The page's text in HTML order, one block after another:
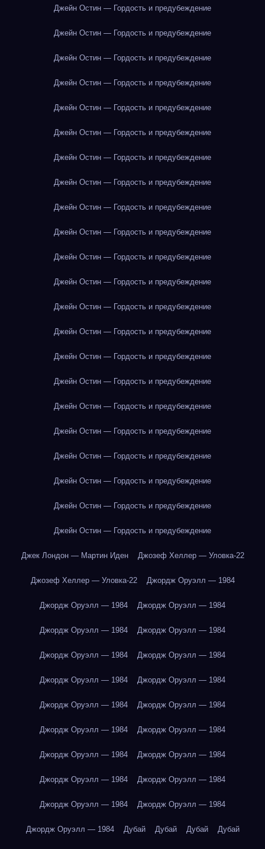
Джейн Остин — Гордость и предубеждение
Джейн Остин — Гордость и предубеждение
Джейн Остин — Гордость и предубеждение
Джейн Остин — Гордость и предубеждение
Джейн Остин — Гордость и предубеждение
Джейн Остин — Гордость и предубеждение
Джейн Остин — Гордость и предубеждение
Джейн Остин — Гордость и предубеждение
Джейн Остин — Гордость и предубеждение
Джейн Остин — Гордость и предубеждение
Джейн Остин — Гордость и предубеждение
Джейн Остин — Гордость и предубеждение
Джейн Остин — Гордость и предубеждение
Джейн Остин — Гордость и предубеждение
Джейн Остин — Гордость и предубеждение
Джейн Остин — Гордость и предубеждение
Джейн Остин — Гордость и предубеждение
Джейн Остин — Гордость и предубеждение
Джейн Остин — Гордость и предубеждение
Джейн Остин — Гордость и предубеждение
Джейн Остин — Гордость и предубеждение
Джейн Остин — Гордость и предубеждение
Джек Лондон — Мартин Иден Джозеф Хеллер — Уловка-22
Джозеф Хеллер — Уловка-22 Джордж Оруэлл — 1984
Джордж Оруэлл — 1984 Джордж Оруэлл — 1984
Джордж Оруэлл — 1984 Джордж Оруэлл — 1984
Джордж Оруэлл — 1984 Джордж Оруэлл — 1984
Джордж Оруэлл — 1984 Джордж Оруэлл — 1984
Джордж Оруэлл — 1984 Джордж Оруэлл — 1984
Джордж Оруэлл — 1984 Джордж Оруэлл — 1984
Джордж Оруэлл — 1984 Джордж Оруэлл — 1984
Джордж Оруэлл — 1984 Джордж Оруэлл — 1984
Джордж Оруэлл — 1984 Джордж Оруэлл — 1984
Джордж Оруэлл — 1984 Дубай Дубай Дубай Дубай